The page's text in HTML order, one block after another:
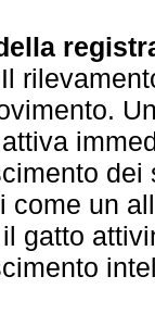
Il
dei
come un
gatto